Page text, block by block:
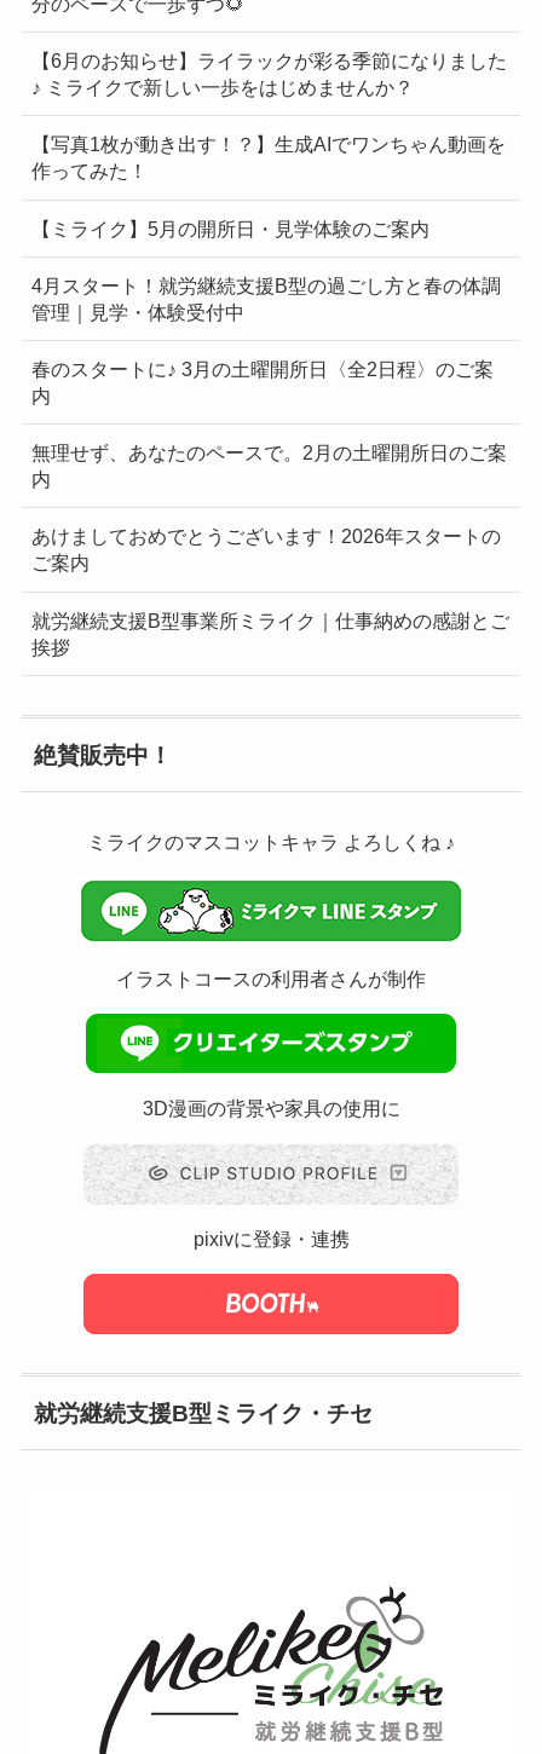
【6月のお知らせ】ライラックが彩る季節になりました
♪ ミライクで新しい一歩をはじめませんか？
【写真1枚が動き出す！？】生成AIでワンちゃん動画を
作ってみた！
【ミライク】5月の開所日・見学体験のご案内
4月スタート！就労継続支援B型の過ごし方と春の体調
管理｜見学・体験受付中
春のスタートに♪ 3月の土曜開所日〈全2日程〉のご案
内
無理せず、あなたのペースで。2月の土曜開所日のご案
内
あけましておめでとうございます！2026年スタートの
ご案内
就労継続支援B型事業所ミライク｜仕事納めの感謝とご
挨拶
絶賛販売中！
ミライクのマスコットキャラ よろしくね ♪
イラストコースの利用者さんが制作
3D漫画の背景や家具の使用に
pixivに登録・連携
就労継続支援B型ミライク・チセ